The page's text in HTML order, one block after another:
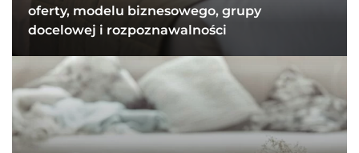
oferty, modelu biznesowego, grupy
docelowej i rozpoznawalności